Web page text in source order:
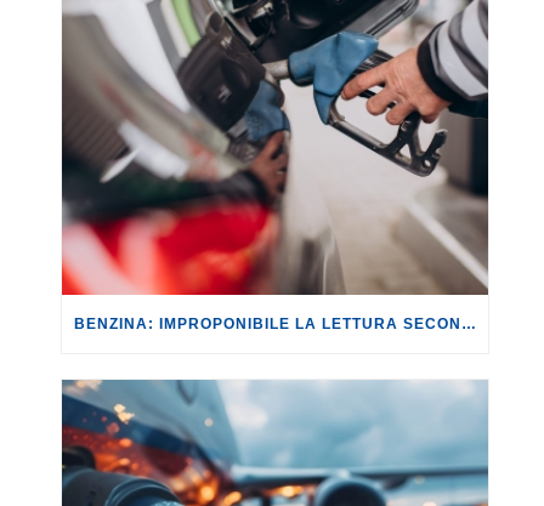
BENZINA: IMPROPONIBILE LA LETTURA SECONDO CUI PROROGARE IL TAGLIO DELLE ACCISE SIGNIFICA TASSARE TUTTI I CITTADINI.